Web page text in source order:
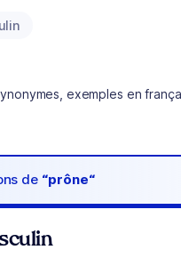
exemples en
de “prône“